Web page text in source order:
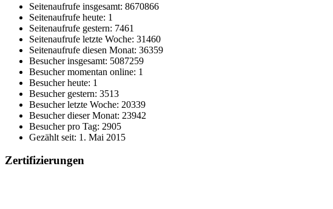
Seitenaufrufe insgesamt: 8670866
Seitenaufrufe heute: 1
Seitenaufrufe gestern: 7461
Seitenaufrufe letzte Woche: 31460
Seitenaufrufe diesen Monat: 36359
Besucher insgesamt: 5087259
Besucher momentan online: 1
Besucher heute: 1
Besucher gestern: 3513
Besucher letzte Woche: 20339
Besucher dieser Monat: 23942
Besucher pro Tag: 2905
Gezählt seit: 1. Mai 2015
Zertifizierungen